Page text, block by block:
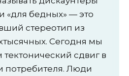
«для бедных» — это
стереотип из
Сегодня мы
сдвиг в
потребителя. Люди